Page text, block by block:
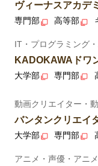
ヴィーナスアカデ
専門部 高等部
IT・プログラミング
KADOKAWAドワ
大学部 専門部
動画クリエイター・
バンタンクリエイ
大学部 専門部
アニメ・声優・アニ